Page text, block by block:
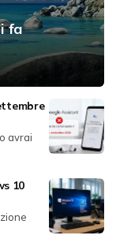
fa
avrai
10